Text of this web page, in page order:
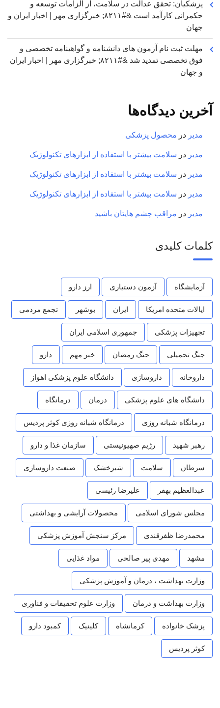
پزشکیان: تحقق عدالت در سلامت، از الزامات توسعه و
حکمرانی کارآمد است &#۸۲۱۱; خبرگزاری مهر | اخبار ایران و
جهان
مهلت ثبت نام آزمون های دانشنامه و گواهینامه تخصصی و
فوق تخصصی تمدید شد &#۸۲۱۱; خبرگزاری مهر | اخبار ایران
و جهان
آخرین دیدگاه‌ها
مدیر در محصول پزشکی
مدیر در سلامت بیشتر با استفاده از ابزارهای تکنولوژیک
مدیر در سلامت بیشتر با استفاده از ابزارهای تکنولوژیک
مدیر در سلامت بیشتر با استفاده از ابزارهای تکنولوژیک
مدیر در مراقب چشم هایتان باشید
کلمات کلیدی
آزمایشگاه آزمون دستیاری ارز دارو
ایالات متحده امریکا ایران بوشهر تجمع مردمی
تجهیزات پزشکی جمهوری اسلامی ایران
جنگ تحمیلی جنگ رمضان خبر مهم دارو
داروخانه داروسازی دانشگاه علوم پزشکی اهواز
دانشگاه های علوم پزشکی درمان درمانگاه
درمانگاه شبانه روزی درمانگاه شبانه روزی کوثر پردیس
رهبر شهید رژیم صهیونیستی سازمان غذا و دارو
سرطان سلامت شیرخشک صنعت داروسازی
عبدالعظیم بهفر علیرضا رئیسی
مجلس شورای اسلامی محصولات آرایشی و بهداشتی
محمدرضا ظفرقندی مرکز سنجش آموزش پزشکی
مشهد مهدی پیر صالحی مواد غذایی
وزارت بهداشت ، درمان و آموزش پزشکی
وزارت بهداشت و درمان وزارت علوم تحقیقات و فناوری
پزشک خانواده کرمانشاه کلینیک کمبود دارو
کوثر پردیس